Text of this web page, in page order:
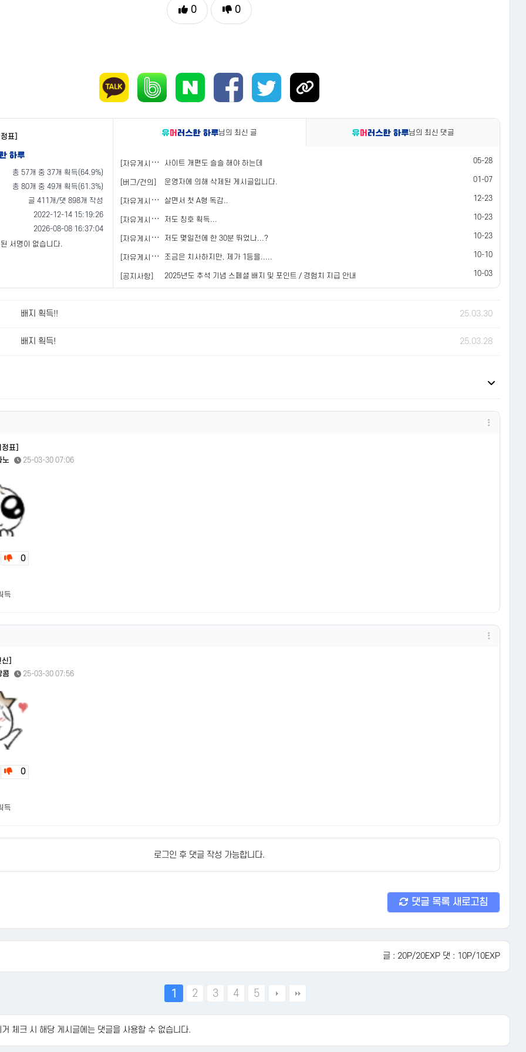
0 0
표]
총 57개 중 37개 획득(64.9%)
총 80개 중 49개 획득(61.3%)
글 411개/댓 898개 작성
2022-12-14 15:19:26
2026-08-08 16:37:04
서명이 없습니다.
님의 최신 글 님의 최신 댓글
[
자유게시판] 사이트 개편도 슬슬 해야 하는데 05-28
[버그/건의] 운영자에 의해 삭제된 게시글입니다. 01-07
[
자유게시판] 살면서 첫 A형 독감.. 12-23
[
자유게시판] 저도 칭호 획득... 10-23
[
자유게시판] 저도 몇일전에 한 30분 뛰었나...? 10-23
[
자유게시판] 조금은 치사하지만, 제가 1등을..... 10-10
[공지사항] 2025년도 추석 기념 스페셜 배지 및 포인트 / 경험치 지급 안내 10-03
배지 획득!! 25.03.30
배지 획득! 25.03.28
표]
노
25-03-30 07:06
0
득
]
콤
25-03-30 07:56
0
득
로그인 후 댓글 작성 가능합니다.
댓글 목록 새로고침
글 : 20P/20EXP 댓 : 10P/10EXP
1 2 3 4 5
체크 시 해당 게시글에는 댓글을 사용할 수 없습니다.